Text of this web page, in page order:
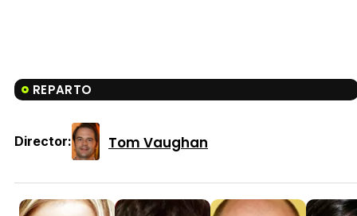
REPARTO
Director: Tom Vaughan